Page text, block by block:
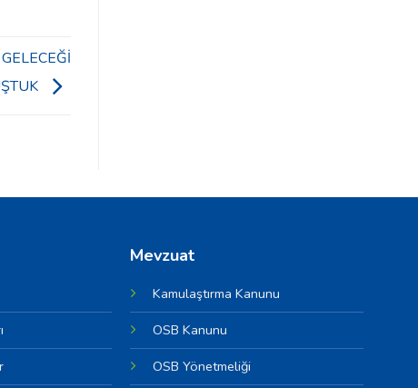
Mevzuat
Kamulaştırma Kanunu
OSB Kanunu
OSB Yönetmeliği